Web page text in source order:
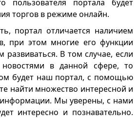
пользователя портала будет
торгов в режиме онлайн.
портал отличается наличием
при этом многие его функции
развиваться. В том случае, если
новостями в данной сфере, то
будет наш портал, с помощью
найти множество интересной и
информации. Мы уверены, с нами
интересно и познавательно.